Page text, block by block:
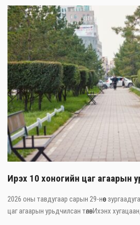
Ирэх 10 хоногийн цаг агаарын
2026 оны тавдугаар сарын 29-нөөс
цаг агаарын урьдчилсан төлөвИхэнх